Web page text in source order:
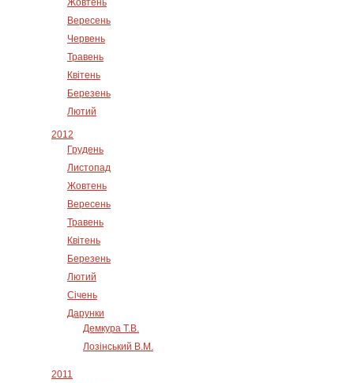
Жовтень
Вересень
Червень
Травень
Квітень
Березень
Лютий
2012
Грудень
Листопад
Жовтень
Вересень
Травень
Квітень
Березень
Лютий
Січень
Дарунки
Демкура Т.В.
Лозінський В.М.
2011